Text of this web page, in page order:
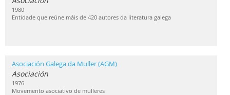
1980
Entidade que reúne máis de 420 autores da literatura galega
Asociación Galega da Muller (AGM)
Asociación
1976
Movemento asociativo de mulleres